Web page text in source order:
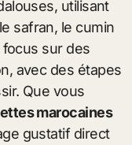
utilisant
safran, le cumin
focus sur des
avec des étapes
Que vous
marocaines
gustatif direct